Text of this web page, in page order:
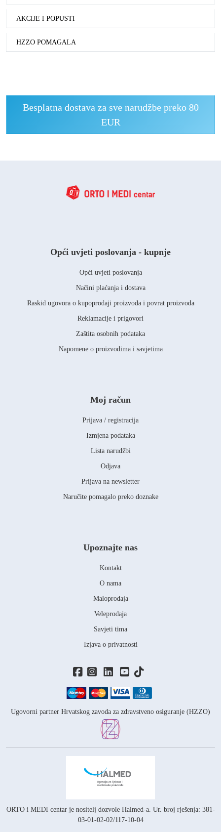
AKCIJE I POPUSTI
HZZO POMAGALA
Besplatna dostava za sve narudžbe preko 80
EUR
Opći uvjeti poslovanja - kupnje
Opći uvjeti poslovanja
Načini plaćanja i dostava
Raskid ugovora o kupoprodaji proizvoda i povrat proizvoda
Reklamacije i prigovori
Zaštita osobnih podataka
Napomene o proizvodima i savjetima
Moj račun
Prijava / registracija
Izmjena podataka
Lista narudžbi
Odjava
Prijava na newsletter
Naručite pomagalo preko doznake
Ugovorni partner Hrvatskog zavoda za zdravstveno osiguranje (HZZO)
ORTO i MEDI centar je nositelj dozvole Halmed-a. Ur. broj rješenja: 381-
03-01-02-02/117-10-04
Upoznajte nas
Kontakt
O nama
Maloprodaja
Veleprodaja
Savjeti tima
Izjava o privatnosti